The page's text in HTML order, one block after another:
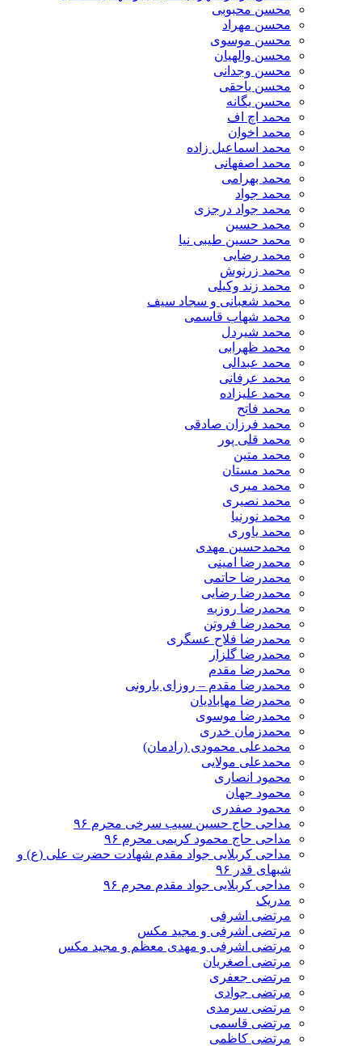
محسن محبوبی
محسن مهراد
محسن موسوی
محسن والهیان
محسن وجدانی
محسن یاحقی
محسن یگانه
محمد اچ اف
محمد اخوان
محمد اسماعیل زاده
محمد اصفهانی
محمد بهرامی
محمد جواد
محمد جواد درجزی
محمد حسین
محمد حسین طیبی نیا
محمد رضایی
محمد زرنوش
محمد زند وکیلی
محمد شعبانی و سجاد سیف
محمد شهاب قاسمی
​محمد شیردل
محمد ظهرابی
محمد عبدالی
محمد عرفانی
محمد علیزاده
محمد فاتح
محمد فرزان صادقی
محمد قلی پور
محمد متین
محمد مستان
محمد میری
محمد نصیری
محمد نورنیا
محمد یاوری
محمدحسین مهدی
محمدرضا امینی
محمدرضا حاتمی
محمدرضا رضایی
محمدرضا روزبه
محمدرضا فروتن
محمدرضا فلاح عسگری
محمدرضا گلزار
محمدرضا مقدم
محمدرضا مقدم – روزای بارونی
محمدرضا مهابادیان
محمدرضا موسوی
محمدزمان خدری
محمدعلی محمودی (رادمان)
محمدعلی مولایی
محمود انصاری
محمود جهان
محمود صفدری
مداحی حاج حسین سیب سرخی محرم ۹۶
مداحی حاج محمود کریمی محرم ۹۶
مداحی کربلایی جواد مقدم شهادت حضرت علی (ع) و
شبهای قدر ۹۶
مداحی کربلایی جواد مقدم محرم ۹۶
مدریک
مرتضی اشرفی
مرتضی اشرفی و مجید مکس
مرتضی اشرفی و مهدی معظم و مجید مکس
مرتضی اصغریان
مرتضی جعفری
مرتضی جوادی
مرتضی سرمدی
مرتضی قاسمی
مرتضی کاظمی